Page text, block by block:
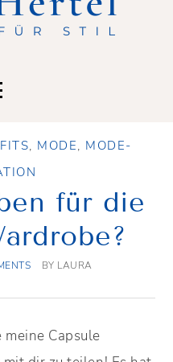
, MODE, MODE-
für die
BY LAURA
meine Capsule